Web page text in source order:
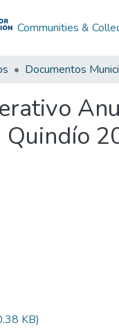
Communities &
Documentos
Quindío
KB)